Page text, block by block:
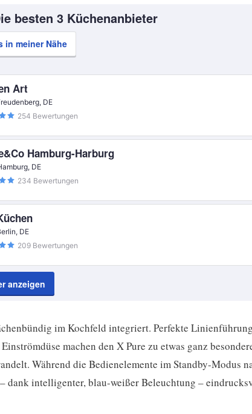
besten 3 Küchenanbieter
in meiner Nähe
Art
DE
254 Bewertungen
Hamburg-Harburg
DE
234 Bewertungen
DE
im Kochfeld integriert. Perfekte Linienführung
Einströmdüse machen den X Pure zu etwas ganz
Während die Bedienelemente im Standby-Modus
dank intelligenter, blau-weißer Beleuchtung –